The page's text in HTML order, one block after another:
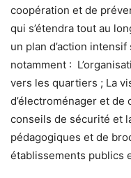
coopération et de
qui s’étendra tout au
un plan d’action
notamment :
vers les quartiers ; La
d’électroménager et
conseils de sécurité et
pédagogiques et de
établissements publics